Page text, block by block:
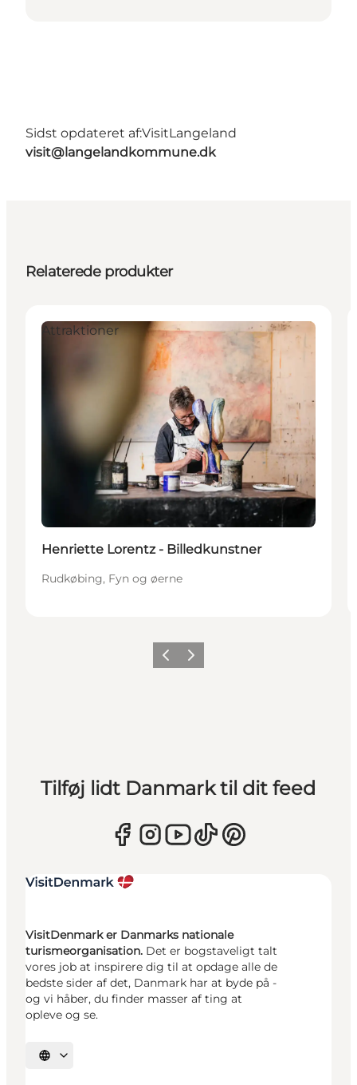
Sidst opdateret af:VisitLangeland
visit@langelandkommune.dk
Relaterede produkter
Attraktioner
Henriette Lorentz - Billedkunstner
Rudkøbing, Fyn og øerne
ForrigeNæste
Tilføj lidt Danmark til dit feed
VisitDenmark er Danmarks nationale
turismeorganisation. Det er bogstaveligt talt
vores job at inspirere dig til at opdage alle de
bedste sider af det, Danmark har at byde på -
og vi håber, du finder masser af ting at
opleve og se.
Vælg sprog